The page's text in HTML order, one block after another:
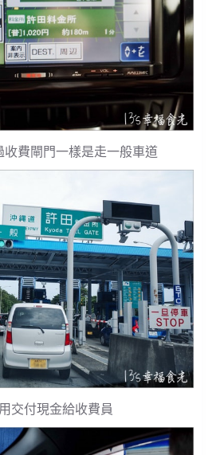
收費閘門一樣是走一般車道
交付現金給收費員